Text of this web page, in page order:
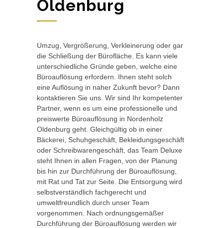
Oldenburg
Umzug, Vergrößerung, Verkleinerung oder gar
die Schließung der Bürofläche. Es kann viele
unterschiedliche Gründe geben, welche eine
Büroauflösung erfordern. Ihnen steht solch
eine Auflösung in naher Zukunft bevor? Dann
kontaktieren Sie uns. Wir sind Ihr kompetenter
Partner, wenn es um eine professionelle und
preiswerte Büroauflösung in Nordenholz
Oldenburg geht. Gleichgültig ob in einer
Bäckerei, Schuhgeschäft, Bekleidungsgeschäft
oder Schreibwarengeschäft, das Team Deluxe
steht Ihnen in allen Fragen, von der Planung
bis hin zur Durchführung der Büroauflösung,
mit Rat und Tat zur Seite. Die Entsorgung wird
selbstverständlich fachgerecht und
umweltfreundlich durch unser Team
vorgenommen. Nach ordnungsgemäßer
Durchführung der Büroauflösung werden wir